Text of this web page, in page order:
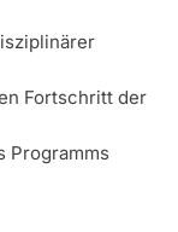
Fortschritt der
Programms